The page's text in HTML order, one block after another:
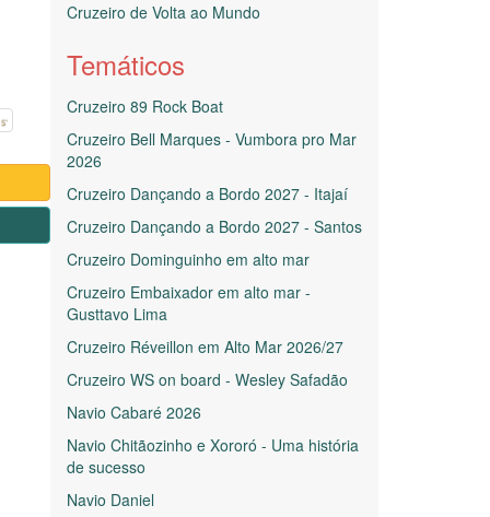
Cruzeiro de Volta ao Mundo
Temáticos
Cruzeiro 89 Rock Boat
Cruzeiro Bell Marques - Vumbora pro Mar
2026
Cruzeiro Dançando a Bordo 2027 - Itajaí
Cruzeiro Dançando a Bordo 2027 - Santos
Cruzeiro Dominguinho em alto mar
Cruzeiro Embaixador em alto mar -
Gusttavo Lima
Cruzeiro Réveillon em Alto Mar 2026/27
Cruzeiro WS on board - Wesley Safadão
Navio Cabaré 2026
Navio Chitãozinho e Xororó - Uma história
de sucesso
Navio Daniel